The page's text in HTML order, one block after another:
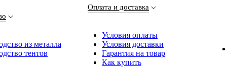
из металла
тентов
Оплата и доставка
Условия оплаты
Условия доставки
Гарантия на товар
Как купить